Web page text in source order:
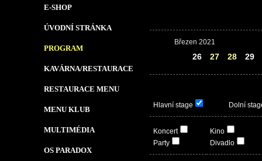
E-SHOP
ÚVODNÍ STRÁNKA
PROGRAM
KAVÁRNA/RESTAURACE
RESTAURACE MENU
MENU KLUB
MULTIMÉDIA
OS PARADOX
Březen 2021
26 27 28 29
Hlavní stage Dolní
Koncert
Party
Kino
Divadlo